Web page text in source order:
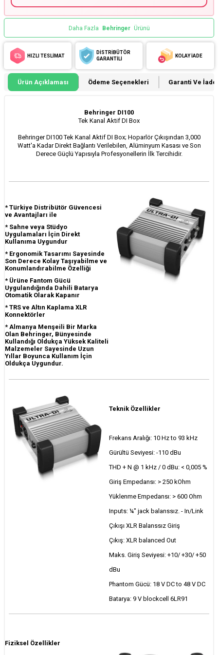
Daha Fazla Behringer Ürünü
HIZLI TESLİMAT
DİSTRİBÜTÖR
GARANTİLİ
KOLAY İADE
Ürün Açıklaması Ödeme Seçenekleri Garanti Ve İade
Behringer DI100
Tek Kanal Aktif DI Box
Behringer DI100 Tek Kanal Aktif DI Box; Hoparlör Çıkışından 3,000
Watt'a Kadar Direkt Bağlantı Verilebilen, Alüminyum Kasası ve Son
Derece Güçlü Yapısıyla Profesyonellerin İlk Tercihidir.
* Türkiye Distribütör Güvencesi
ve Avantajları ile
* Sahne veya Stüdyo
Uygulamaları İçin Direkt
Kullanıma Uygundur
* Ergonomik Tasarımı Sayesinde
Son Derece Kolay Taşıyabilme ve
Konumlandırabilme Özelliği
* Ürüne Fantom Gücü
Uygulandığında Dahili Batarya
Otomatik Olarak Kapanır
* TRS ve Altın Kaplama XLR
Konnektörler
* Almanya Menşeili Bir Marka
Olan Behringer, Bünyesinde
Kullandığı Oldukça Yüksek Kaliteli
Malzemeler Sayesinde Uzun
Yıllar Boyunca Kullanım İçin
Oldukça Uygundur.
Teknik Özellikler
Frekans Aralığı: 10 Hz to 93 kHz
Gürültü Seviyesi: -110 dBu
THD + N @ 1 kHz / 0 dBu: < 0,005 %
Giriş Empedansı: > 250 kOhm
Yüklenme Empedansı: > 600 Ohm
Inputs: ¼" jack balanssız. - In/Link
Çıkışı XLR Balanssız Giriş
Çıkış: XLR balanced Out
Maks. Giriş Seviyesi: +10/ +30/ +50
dBu
Phantom Gücü: 18 V DC to 48 V DC
Batarya: 9 V blockcell 6LR91
Fiziksel Özellikler